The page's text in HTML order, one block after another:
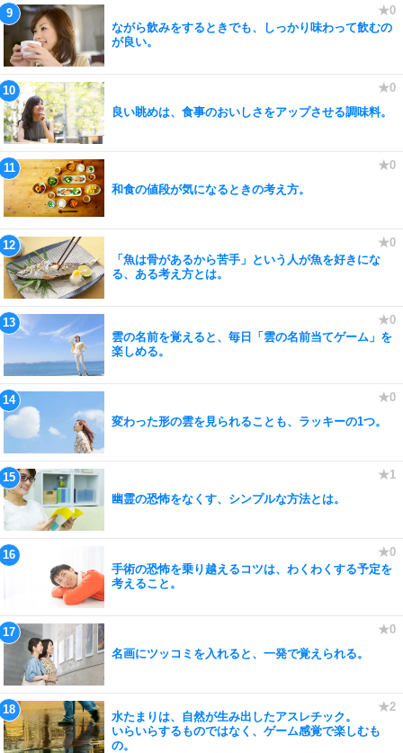
ながら飲みをするときでも、しっかり味わって飲むの
が良い。
良い眺めは、食事のおいしさをアップさせる調味料。
和食の値段が気になるときの考え方。
「魚は骨があるから苦手」という人が魚を好きにな
る、ある考え方とは。
雲の名前を覚えると、毎日「雲の名前当てゲーム」を
楽しめる。
変わった形の雲を見られることも、ラッキーの1つ。
幽霊の恐怖をなくす、シンプルな方法とは。
手術の恐怖を乗り越えるコツは、わくわくする予定を
考えること。
名画にツッコミを入れると、一発で覚えられる。
水たまりは、自然が生み出したアスレチック。
いらいらするものではなく、ゲーム感覚で楽しむも
の。